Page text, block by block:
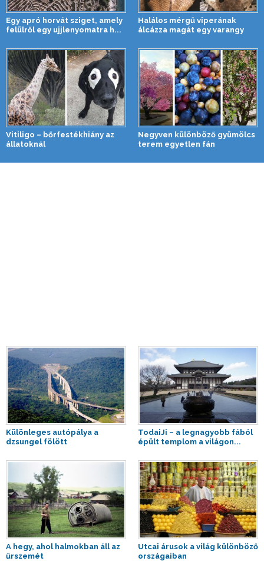
Egy apró horvát sziget, amely
felülről egy ujjlenyomatra h...
Halálos mérgű viperának
álcázza magát egy varangy
Vitiligo – bőrfestékhiány az
állatoknál
Negyven különböző gyümölcs
terem egyetlen fán
Különleges autópálya a
dzsungel fölött
TodaiJi – a legnagyobb fából
épült templom a világon...
A hegy, ahol halmokban áll az
űrszemét
Utcai árusok a világ különböző
országaiban